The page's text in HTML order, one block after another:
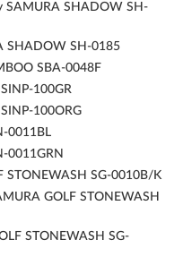
SAMURA SHADOW SH-
SHADOW SH-0185
SBA-0048F
100GR
100ORG
0011BL
0011GRN
SG-0010B/K
GOLF STONEWASH
STONEWASH SG-